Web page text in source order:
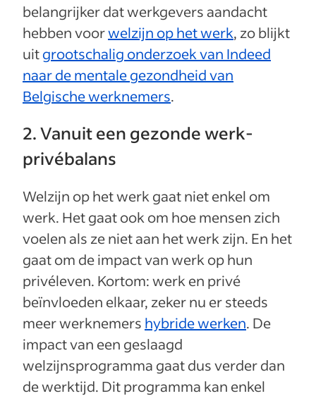
belangrijker dat werkgevers aandacht
hebben voorwelzijn op het werk, zo blijkt
uitgrootschalig onderzoek van Indeed
naar de mentale gezondheid van
Belgische werknemers.
2. Vanuit een gezonde werk-
privébalans
Welzijn op het werk gaat niet enkel om
werk. Het gaat ook om hoe mensen zich
voelen als ze niet aan het werk zijn. En het
gaat om de impact van werk op hun
privéleven. Kortom: werk en privé
beïnvloeden elkaar, zeker nu er steeds
meer werknemers hybride werken. De
impact van een geslaagd
welzijnsprogramma gaat dus verder dan
de werktijd. Dit programma kan enkel